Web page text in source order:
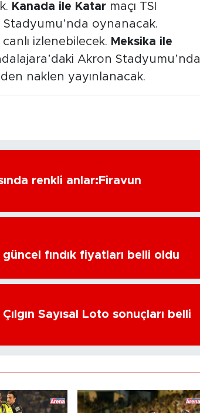
Kanada ile Katar maçı TSİ
Stadyumu’nda oynanacak.
izlenebilecek. Meksika ile
Akron Stadyumu’nda
naklen yayınlanacak.
renkli anlar:Firavun
fındık fiyatları belli oldu
Sayısal Loto sonuçları belli